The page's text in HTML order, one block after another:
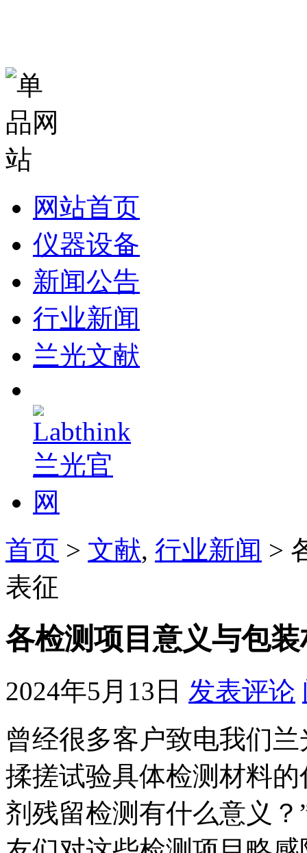
网站首页
仪器设备
新闻公告
行业新闻
兰光文献
首页 > 文献, 行业新闻 >
表征
各检测项目意义与包
2024年5月13日 发表评论
曾经很多客户致电我们
揉搓试验具体检测材料
剂残留检测有什么意义